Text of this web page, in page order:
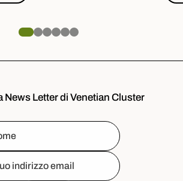
News Letter di Venetian Cluster